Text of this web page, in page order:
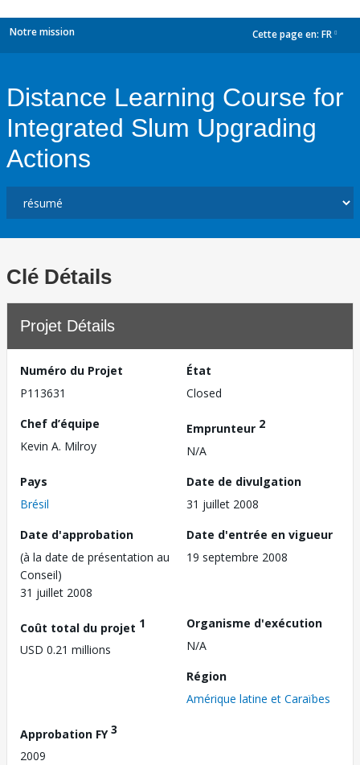
Notre mission Cette page en: FR
Distance Learning Course for
Integrated Slum Upgrading
Actions
Clé Détails
Projet Détails
Numéro du Projet
P113631
État
Closed
Chef d’équipe
Kevin A. Milroy
Emprunteur 2
N/A
Pays
Brésil
Date de divulgation
31 juillet 2008
Date d'approbation
(à la date de présentation au
Conseil)
31 juillet 2008
Date d'entrée en vigueur
19 septembre 2008
Coût total du projet 1
USD 0.21 millions
Organisme d'exécution
N/A
Région
Amérique latine et Caraïbes
Approbation FY3
2009